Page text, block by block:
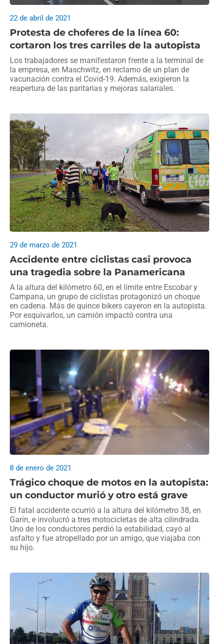
Protesta de choferes de la línea 60:
cortaron los tres carriles de la autopista
22 de abril de 2021
Los trabajadores se manifestaron frente a la terminal de
la empresa, en Maschwitz, en reclamo de un plan de
vacunación contra el Covid-19. Además, exigieron la
reapertura de las paritarias y mejoras salariales.
Accidente entre ciclistas casi provoca
una tragedia sobre la Panamericana
29 de marzo de 2021
A la altura del kilómetro 60, en el límite entre Escobar y
Campana, un grupo de ciclistas protagonizó un choque
en cadena. Más de quince bikers cayeron en la autopista.
Por esquivarlos, un camión impactó contra una
camioneta.
Trágico choque de motos en la autopista:
un conductor murió y otro está grave
8 de enero de 2021
El fatal accidente ocurrió a la altura del kilómetro 38, en
Garín, e involucró a tres motocicletas de alta cilindrada.
Uno de los conductores perdió la estabilidad, cayó al
asfalto y fue atropellado por un amigo, que viajaba con
su hijo.